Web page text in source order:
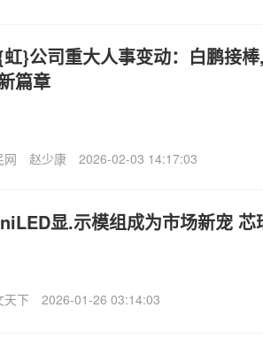
}公司重大人事变动：白鹏接
篇章
网 赵少康 2026-02-03 14:17:03
显.示模组成为市场新宠 芯
天下 2026-01-26 03:14:03